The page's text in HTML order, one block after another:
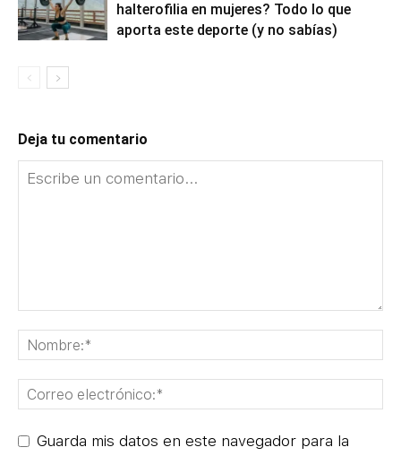
halterofilia en mujeres? Todo lo que
aporta este deporte (y no sabías)
Deja tu comentario
Guarda mis datos en este navegador para la